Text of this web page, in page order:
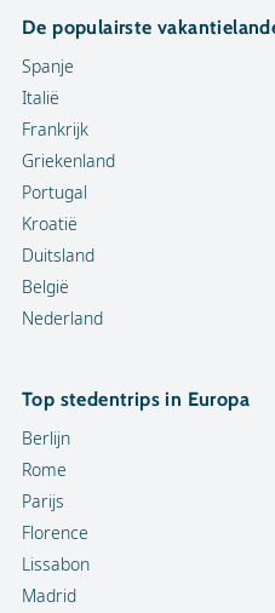
De populairste
Spanje
Italië
Frankrijk
Griekenland
Portugal
Kroatië
Duitsland
België
Nederland
Top stedentrips in Europa
Berlijn
Rome
Parijs
Florence
Lissabon
Madrid